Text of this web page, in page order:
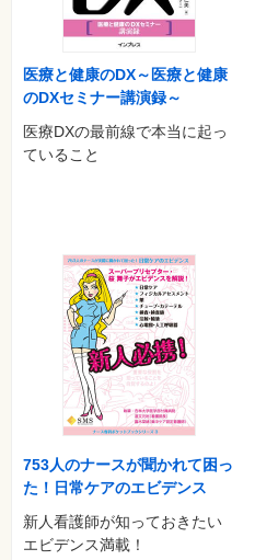
医療と健康のDX～医療と健康
のDXセミナー講演録～
医療DXの最前線で本当に起っ
ていること
753人のナースが聞かれて困っ
た！日常ケアのエビデンス
新人看護師が知っておきたい
エビデンス満載！